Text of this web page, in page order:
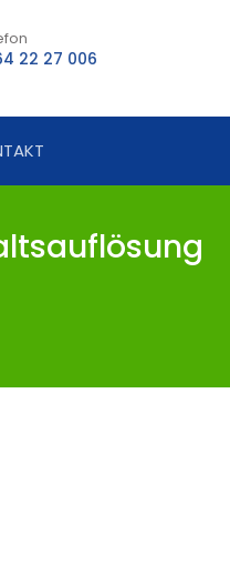
22 27 006